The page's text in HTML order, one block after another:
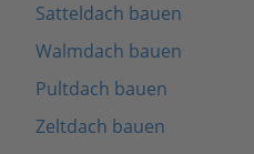
Satteldach bauen
Walmdach bauen
Pultdach bauen
Zeltdach bauen